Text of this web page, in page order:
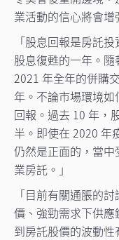
業活動的信心將會增
「股息回報是房託
股息復甦的一年。
2021 年全年的併購
年。不論市場環境
回報。過去 10 年，
半。即使在 2020 年
仍然是正面的，當
業房託。」
「目前有關通脹的
價、強勁需求下供
到房託股價的波動